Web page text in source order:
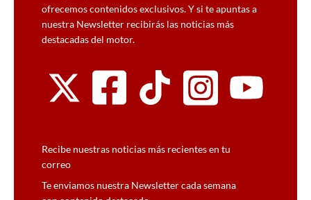
ofrecemos contenidos exclusivos. Y si te apuntas a
nuestra Newsletter recibirás las noticias más
destacadas del motor.
Recibe nuestras noticias más recientes en tu
correo
Te enviamos nuestra Newsletter cada semana